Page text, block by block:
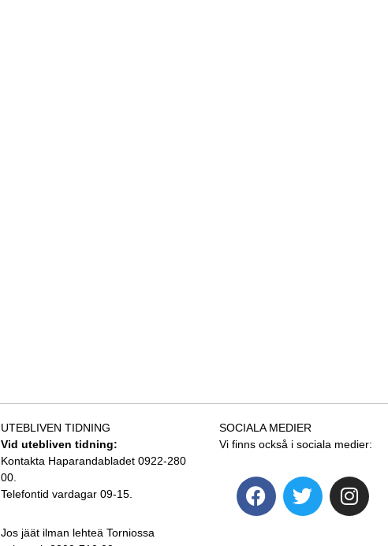
UTEBLIVEN TIDNING
Vid utebliven tidning:
Kontakta Haparandabladet 0922-280
00.
Telefontid vardagar 09-15.
Jos jäät ilman lehteä Torniossa
SOCIALA MEDIER
Vi finns också i sociala medier: